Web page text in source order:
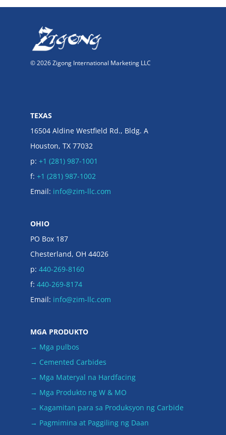
© 2026 Zigong International Marketing LLC
TEXAS
16504 Aldine Westfield Rd., Bldg. A
Houston, TX 77032
p: +1 (281) 987-1001
f: +1 (281) 987-1002
Email: info@zim-llc.com
OHIO
PO Box 187
Chesterland, OH 44026
p: 440-269-8160
f: 440-269-8174
Email: info@zim-llc.com
MGA PRODUKTO
→ Mga pulbos
→ Cemented Carbides
→ Mga Materyal na Hardfacing
→ Mga Produkto ng W & MO
→ Kagamitan para sa Produksyon ng Carbide
→ Pagmimina at Paggiling ng Daan